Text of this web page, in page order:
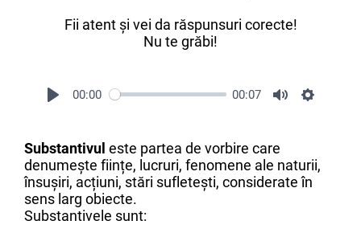
Fii atent și vei da răspunsuri corecte!
Nu te grăbi!
00:00 00:07
Substantivul este partea de vorbire care
denumește ființe, lucruri, fenomene ale naturii,
însușiri, acțiuni, stări sufletești, considerate în
sens larg obiecte.
Substantivele sunt: